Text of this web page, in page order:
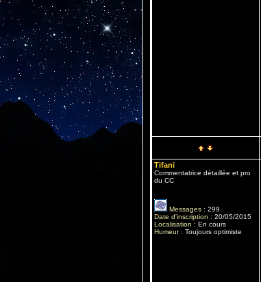
Tifani
Commentatrice détaillée et pro
du CC
Messages: 299
Date d'inscription : 20/05/2015
Localisation : En cours
Humeur: Toujours optimiste